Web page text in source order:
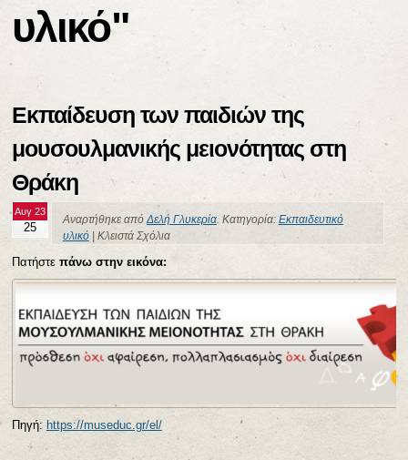
υλικό"
Εκπαίδευση των παιδιών της
μουσουλμανικής μειονότητας στη
Θράκη
Αυγ 23
25
Αναρτήθηκε απόΔελή Γλυκερία. Κατηγορία: Εκπαιδευτικό
υλικό| Κλειστά Σχόλια
Πατήστε πάνω στην εικόνα:
Πηγή: https://museduc.gr/el/